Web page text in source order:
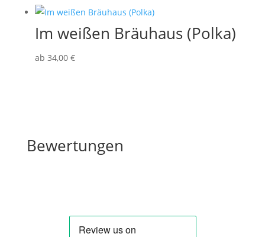
10,00 €5,00 €.
Im weißen Bräuhaus (Polka)
ab 34,00 €
Bewertungen